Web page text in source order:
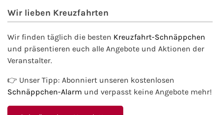
Wir lieben Kreuzfahrten
Wir finden täglich die besten Kreuzfahrt-Schnäppchen
und präsentieren euch alle Angebote und Aktionen der
Veranstalter.
👉 Unser Tipp: Abonniert unseren kostenlosen
Schnäppchen-Alarm und verpasst keine Angebote mehr!